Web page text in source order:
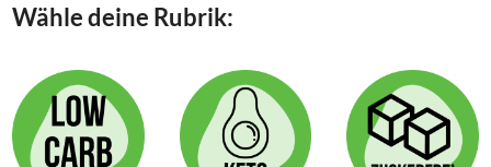
Wähle deine Rubrik: